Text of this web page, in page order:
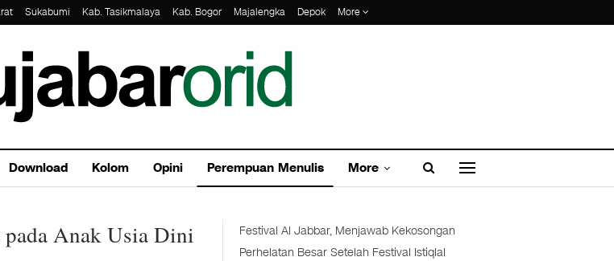
Sukabumi Kab. Tasikmalaya Kab. Bogor Majalengka Depok More
Download Kolom Opini Perempuan Menulis More
pada Anak Usia Dini
Festival Al Jabbar, Menjawab Kekosongan
Perhelatan Besar Setelah Festival Istiqlal